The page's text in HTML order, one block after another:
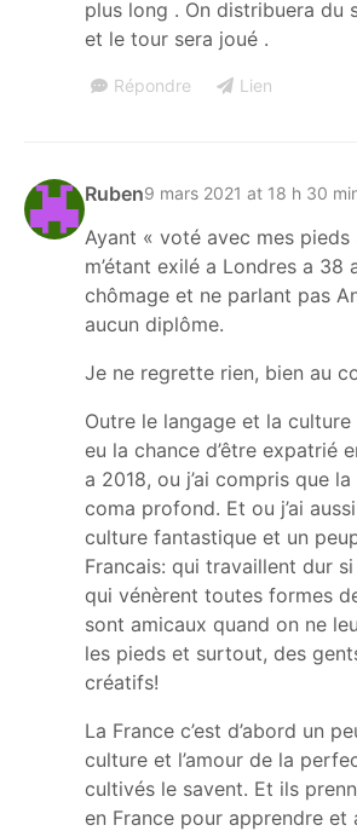
plus long . On distribuera du
et le tour sera joué .
Répondre Lien
Ruben9 mars 2021 at 18 h 30
Ayant « voté avec mes pieds
m’étant exilé a Londres a 38
chômage et ne parlant pas
aucun diplôme.
Je ne regrette rien, bien au
Outre le langage et la culture
eu la chance d’être expatrié
a 2018, ou j’ai compris que
coma profond. Et ou j’ai
culture fantastique et un
Francais: qui travaillent dur
qui vénèrent toutes formes
sont amicaux quand on ne
les pieds et surtout, des
créatifs!
La France c’est d’abord un
culture et l’amour de la
cultivés le savent. Et ils
en France pour apprendre et